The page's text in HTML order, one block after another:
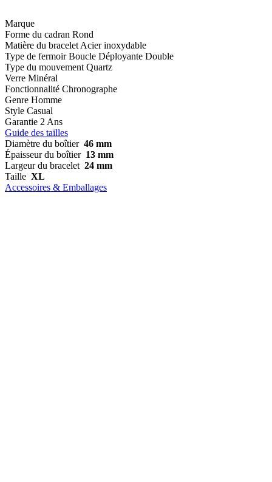
Marque
Forme du cadran Rond
Matière du bracelet Acier inoxydable
Type de fermoir Boucle Déployante Double
Type du mouvement Quartz
Verre Minéral
Fonctionnalité Chronographe
Genre Homme
Style Casual
Garantie 2 Ans
Guide des tailles
Diamètre du boîtier 46 mm
Épaisseur du boîtier 13 mm
Largeur du bracelet 24 mm
Taille XL
Accessoires & Emballages